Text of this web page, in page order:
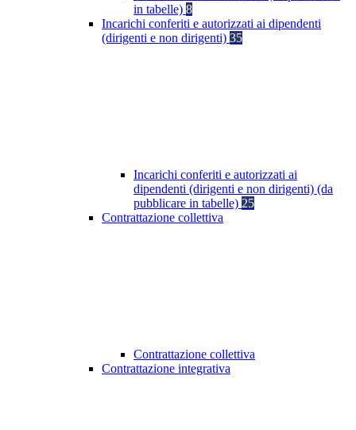
in tabelle) 8
Incarichi conferiti e autorizzati ai dipendenti
(dirigenti e non dirigenti) 35
Incarichi conferiti e autorizzati ai
dipendenti (dirigenti e non dirigenti) (da
pubblicare in tabelle) 25
Contrattazione collettiva
Contrattazione collettiva
Contrattazione integrativa